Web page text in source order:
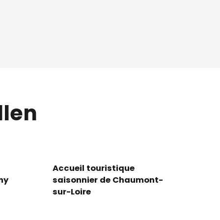
Accueil touristique
saisonnier de Chaumont-
sur-Loire